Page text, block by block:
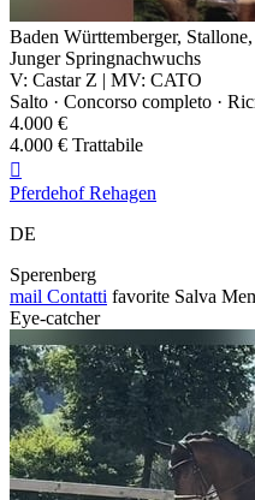
Baden Württemberger,
Junger Springnachwuchs
V: Castar Z | MV: CATO
Salto · Concorso completo ·
4.000 €
4.000 € Trattabile

Pferdehof Rehagen
DE
Sperenberg
mail Contatti favorite Salva
Eye-catcher